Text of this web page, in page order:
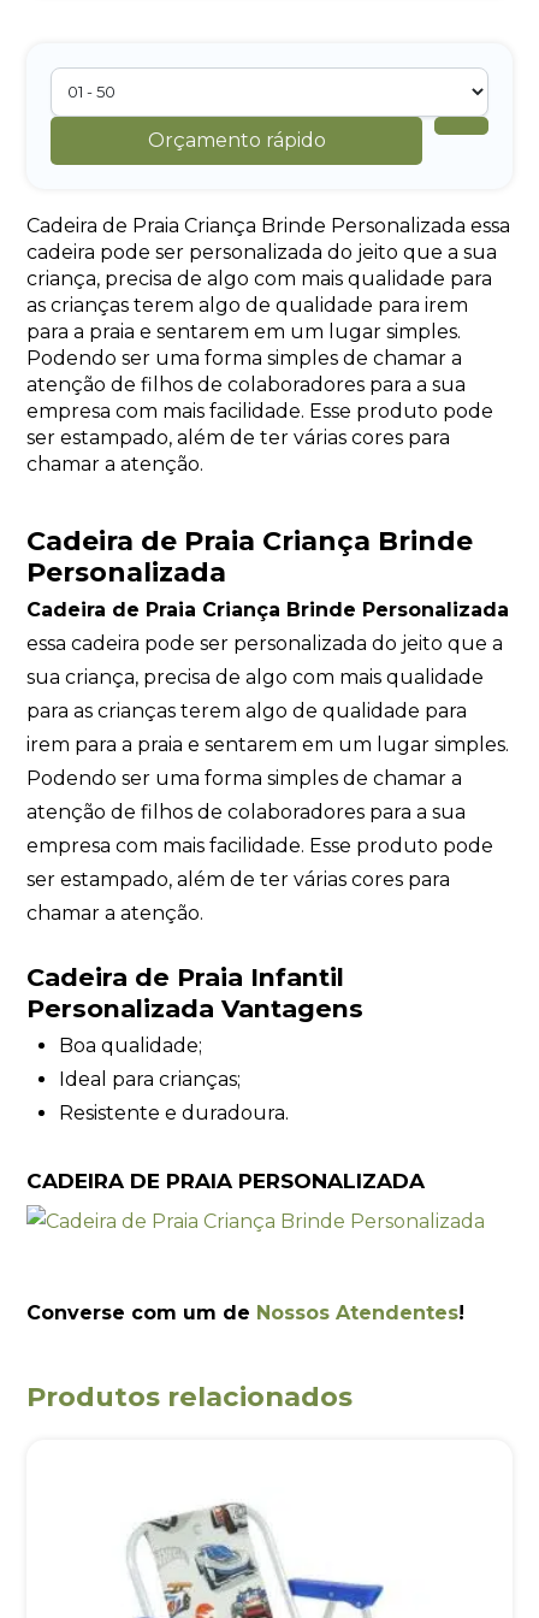
Orçamento rápido
Cadeira de Praia Criança Brinde Personalizada essa
cadeira pode ser personalizada do jeito que a sua
criança, precisa de algo com mais qualidade para
as crianças terem algo de qualidade para irem
para a praia e sentarem em um lugar simples.
Podendo ser uma forma simples de chamar a
atenção de filhos de colaboradores para a sua
empresa com mais facilidade. Esse produto pode
ser estampado, além de ter várias cores para
chamar a atenção.
Cadeira de Praia Criança Brinde
Personalizada
Cadeira de Praia Criança Brinde Personalizada
essa cadeira pode ser personalizada do jeito que a
sua criança, precisa de algo com mais qualidade
para as crianças terem algo de qualidade para
irem para a praia e sentarem em um lugar simples.
Podendo ser uma forma simples de chamar a
atenção de filhos de colaboradores para a sua
empresa com mais facilidade. Esse produto pode
ser estampado, além de ter várias cores para
chamar a atenção.
Cadeira de Praia Infantil
Personalizada Vantagens
Boa qualidade;
Ideal para crianças;
Resistente e duradoura.
CADEIRA DE PRAIA PERSONALIZADA
Converse com um de Nossos Atendentes!
Produtos relacionados